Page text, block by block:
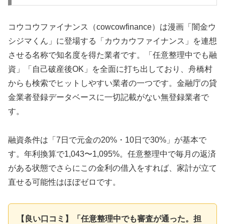
コウコウファイナンス（cowcowfinance）は漫画「闇金ウ
シジマくん」に登場する「カウカウファイナンス」を連想
させる名称で知名度を得た業者です。「任意整理中でも融
資」「自己破産後OK」を全面に打ち出しており、舟橋村
からも検索でヒットしやすい業者の一つです。金融庁の貸
金業者登録データベースに一切記載がない無登録業者で
す。
融資条件は「7日で元金の20%・10日で30%」が基本で
す。年利換算で1,043〜1,095%。任意整理中で毎月の返済
がある状態でさらにこの金利の借入をすれば、家計が立て
直せる可能性はほぼゼロです。
【良い口コミ】「任意整理中でも審査が通った。担